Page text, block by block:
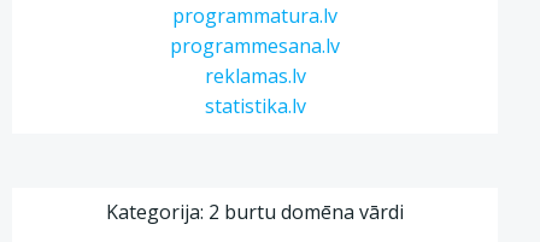
programmatura.lv
programmesana.lv
reklamas.lv
statistika.lv
Kategorija: 2 burtu domēna vārdi